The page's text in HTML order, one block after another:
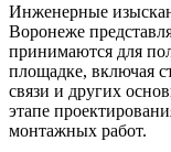
Инженерные
Воронеже
принимаются для
площадке, включая
связи и других
этапе
монтажных работ.